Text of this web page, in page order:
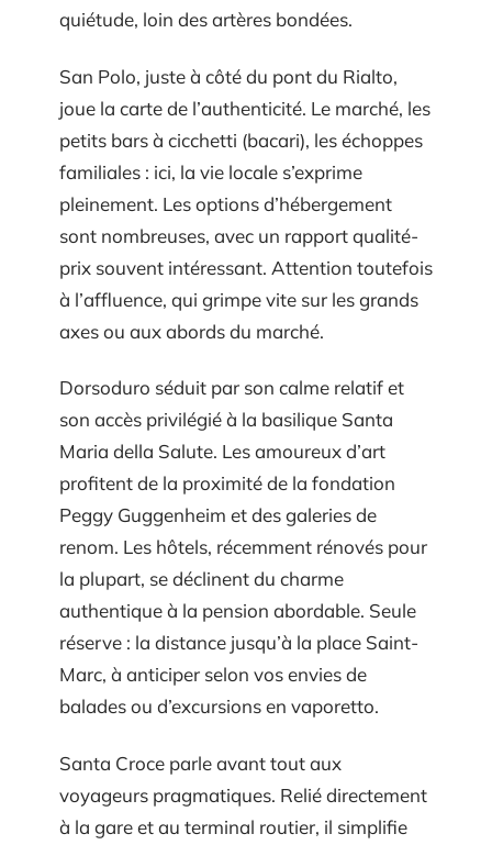
quiétude, loin des artères bondées.
San Polo, juste à côté du pont du Rialto,
joue la carte de l’authenticité. Le marché, les
petits bars à cicchetti (bacari), les échoppes
familiales : ici, la vie locale s’exprime
pleinement. Les options d’hébergement
sont nombreuses, avec un rapport qualité-
prix souvent intéressant. Attention toutefois
à l’affluence, qui grimpe vite sur les grands
axes ou aux abords du marché.
Dorsoduro séduit par son calme relatif et
son accès privilégié à la basilique Santa
Maria della Salute. Les amoureux d’art
profitent de la proximité de la fondation
Peggy Guggenheim et des galeries de
renom. Les hôtels, récemment rénovés pour
la plupart, se déclinent du charme
authentique à la pension abordable. Seule
réserve : la distance jusqu’à la place Saint-
Marc, à anticiper selon vos envies de
balades ou d’excursions en vaporetto.
Santa Croce parle avant tout aux
voyageurs pragmatiques. Relié directement
à la gare et au terminal routier, il simplifie